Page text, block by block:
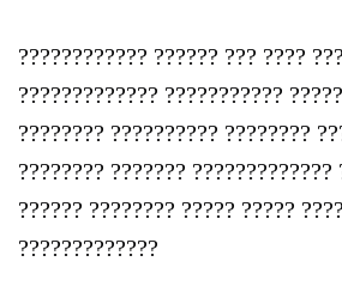
???????????? ?????? ??? ????
????????????? ???????????
???????? ?????????? ????????
???????? ??????? ?????????????
?????? ???????? ????? ?????
?????????????